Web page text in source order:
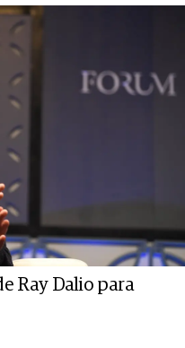
Ray Dalio para